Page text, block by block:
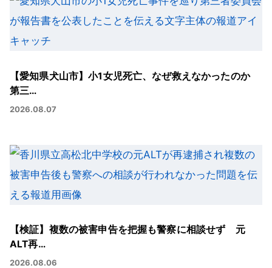
【愛知県犬山市】小1女児死亡、なぜ救えなかったのか
第三…
2026.08.07
【検証】複数の被害申告を把握も警察に相談せず 元
ALT再…
2026.08.06